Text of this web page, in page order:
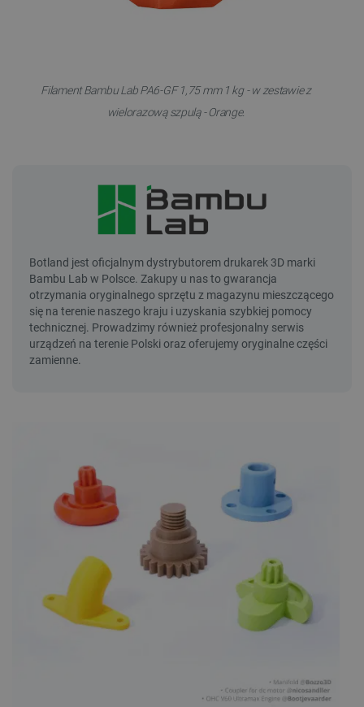
Filament Bambu Lab PA6-GF 1,75 mm 1 kg - w zestawie z
wielorazową szpulą - Orange.